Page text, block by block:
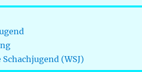
(WSJ)